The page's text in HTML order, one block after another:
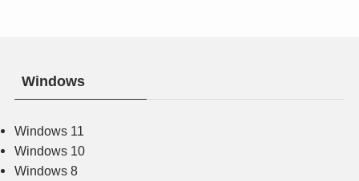
Windows
Windows 11
Windows 10
Windows 8